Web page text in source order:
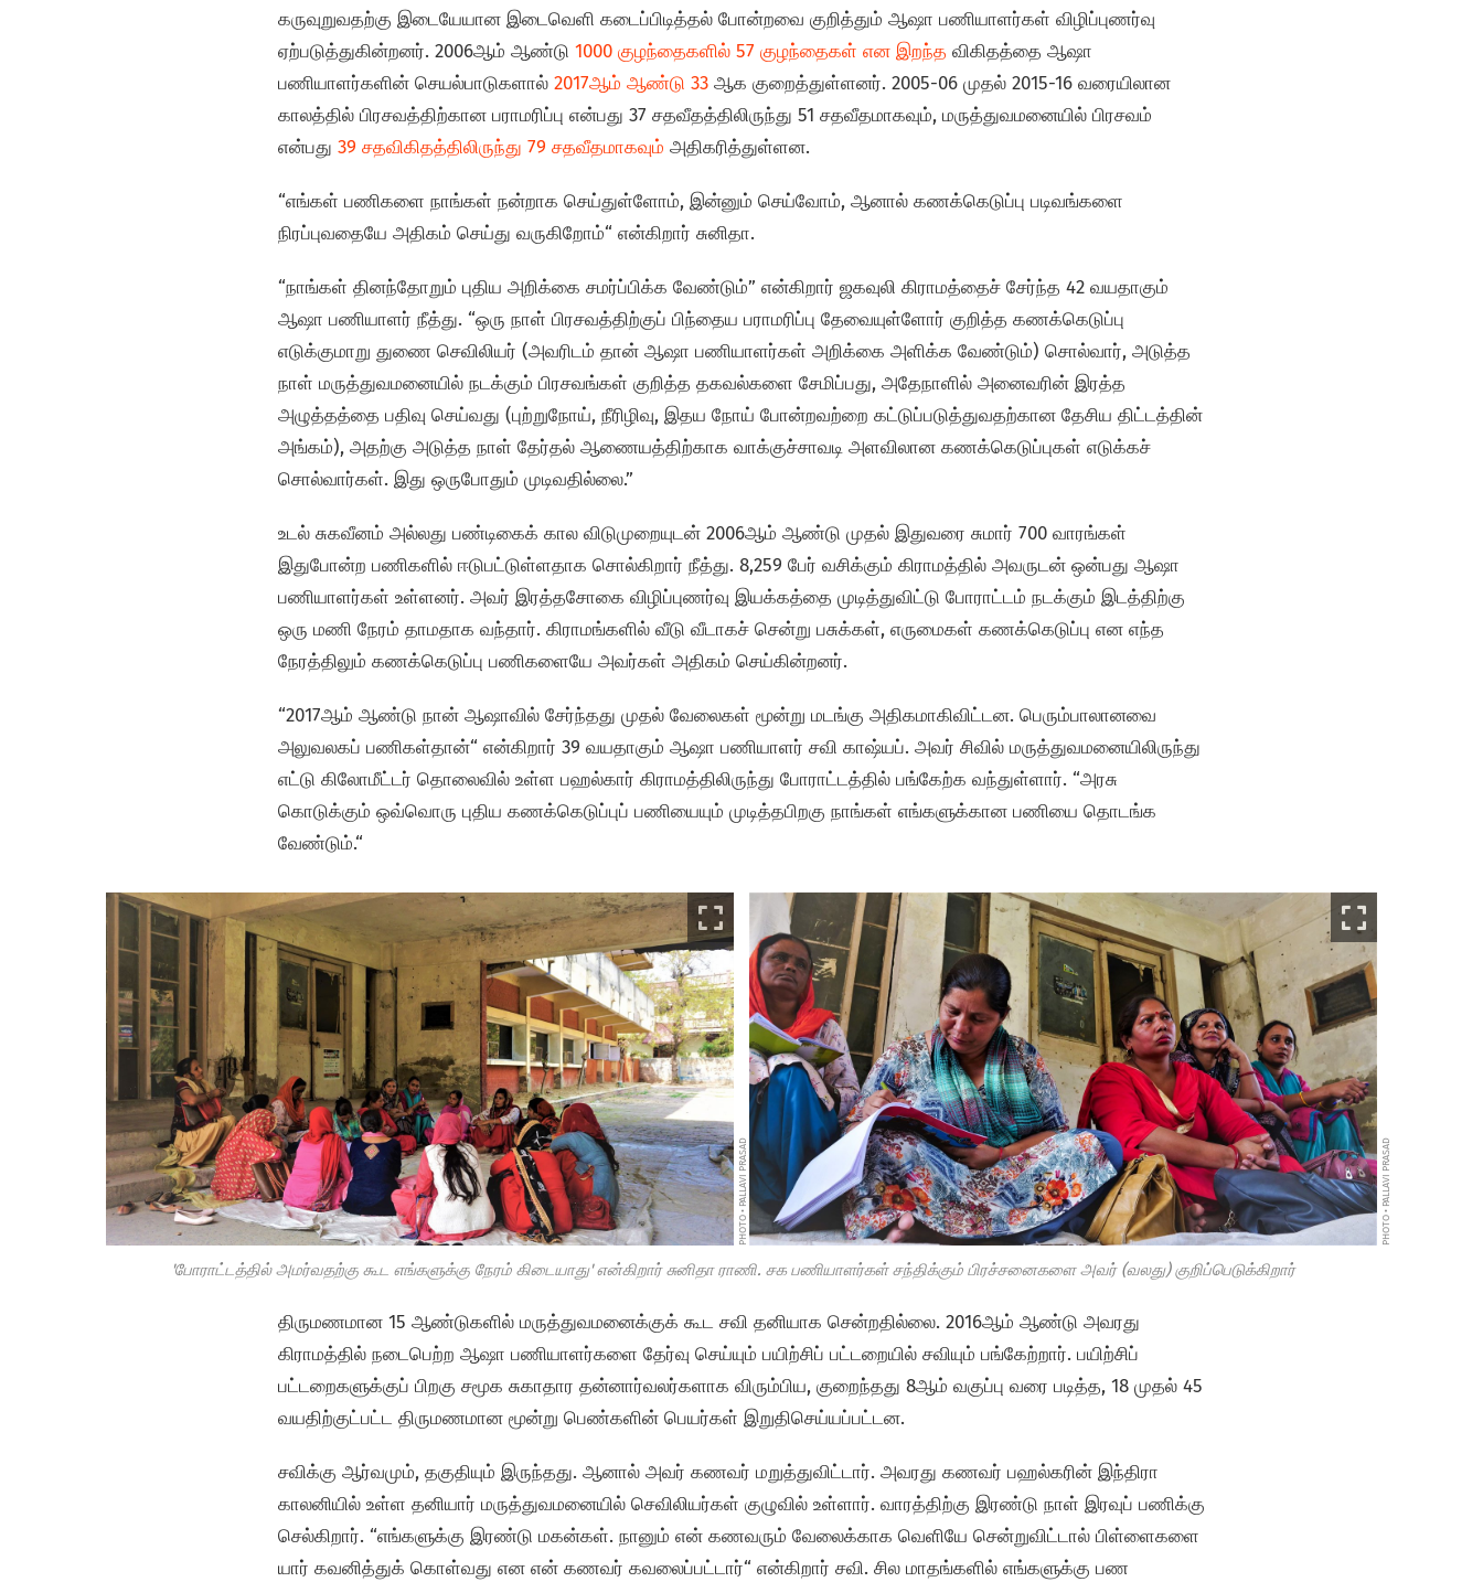
கருவுறுவதற்கு இடையேயான இடைவெளி கடைப்பிடித்தல் போன்றவை குறித்தும் ஆஷா பணியாளர்கள் விழிப்புணர்வு
ஏற்படுத்துகின்றனர். 2006ஆம் ஆண்டு 1000 குழந்தைகளில் 57 குழந்தைகள் என இறந்த விகிதத்தை ஆஷா
பணியாளர்களின் செயல்பாடுகளால் 2017ஆம் ஆண்டு 33 ஆக குறைத்துள்ளனர். 2005-06 முதல் 2015-16 வரையிலான
காலத்தில் பிரசவத்திற்கான பராமரிப்பு என்பது 37 சதவீதத்திலிருந்து 51 சதவீதமாகவும், மருத்துவமனையில் பிரசவம்
என்பது 39 சதவிகிதத்திலிருந்து 79 சதவீதமாகவும் அதிகரித்துள்ளன.
“எங்கள் பணிகளை நாங்கள் நன்றாக செய்துள்ளோம், இன்னும் செய்வோம், ஆனால் கணக்கெடுப்பு படிவங்களை
நிரப்புவதையே அதிகம் செய்து வருகிறோம்“ என்கிறார் சுனிதா.
“நாங்கள் தினந்தோறும் புதிய அறிக்கை சமர்ப்பிக்க வேண்டும்” என்கிறார் ஜகவுலி கிராமத்தைச் சேர்ந்த 42 வயதாகும்
ஆஷா பணியாளர் நீத்து. “ஒரு நாள் பிரசவத்திற்குப் பிந்தைய பராமரிப்பு தேவையுள்ளோர் குறித்த கணக்கெடுப்பு
எடுக்குமாறு துணை செவிலியர் (அவரிடம் தான் ஆஷா பணியாளர்கள் அறிக்கை அளிக்க வேண்டும்) சொல்வார், அடுத்த
நாள் மருத்துவமனையில் நடக்கும் பிரசவங்கள் குறித்த தகவல்களை சேமிப்பது, அதேநாளில் அனைவரின் இரத்த
அழுத்தத்தை பதிவு செய்வது (புற்றுநோய், நீரிழிவு, இதய நோய் போன்றவற்றை கட்டுப்படுத்துவதற்கான தேசிய திட்டத்தின்
அங்கம்), அதற்கு அடுத்த நாள் தேர்தல் ஆணையத்திற்காக வாக்குச்சாவடி அளவிலான கணக்கெடுப்புகள் எடுக்கச்
சொல்வார்கள். இது ஒருபோதும் முடிவதில்லை.”
உடல் சுகவீனம் அல்லது பண்டிகைக் கால விடுமுறையுடன் 2006ஆம் ஆண்டு முதல் இதுவரை சுமார் 700 வாரங்கள்
இதுபோன்ற பணிகளில் ஈடுபட்டுள்ளதாக சொல்கிறார் நீத்து. 8,259 பேர் வசிக்கும் கிராமத்தில் அவருடன் ஒன்பது ஆஷா
பணியாளர்கள் உள்ளனர். அவர் இரத்தசோகை விழிப்புணர்வு இயக்கத்தை முடித்துவிட்டு போராட்டம் நடக்கும் இடத்திற்கு
ஒரு மணி நேரம் தாமதாக வந்தார். கிராமங்களில் வீடு வீடாகச் சென்று பசுக்கள், எருமைகள் கணக்கெடுப்பு என எந்த
நேரத்திலும் கணக்கெடுப்பு பணிகளையே அவர்கள் அதிகம் செய்கின்றனர்.
“2017ஆம் ஆண்டு நான் ஆஷாவில் சேர்ந்தது முதல் வேலைகள் மூன்று மடங்கு அதிகமாகிவிட்டன. பெரும்பாலானவை
அலுவலகப் பணிகள்தான்“ என்கிறார் 39 வயதாகும் ஆஷா பணியாளர் சவி காஷ்யப். அவர் சிவில் மருத்துவமனையிலிருந்து
எட்டு கிலோமீட்டர் தொலைவில் உள்ள பஹல்கார் கிராமத்திலிருந்து போராட்டத்தில் பங்கேற்க வந்துள்ளார். “அரசு
கொடுக்கும் ஒவ்வொரு புதிய கணக்கெடுப்புப் பணியையும் முடித்தபிறகு நாங்கள் எங்களுக்கான பணியை தொடங்க
வேண்டும்.“
PHOTO • PALLAVI PRASAD PHOTO • PALLAVI PRASAD
'போராட்டத்தில் அமர்வதற்கு கூட எங்களுக்கு நேரம் கிடையாது' என்கிறார் சுனிதா ராணி. சக பணியாளர்கள் சந்திக்கும் பிரச்சனைகளை அவர் (வலது) குறிப்பெடுக்கிறார்
திருமணமான 15 ஆண்டுகளில் மருத்துவமனைக்குக் கூட சவி தனியாக சென்றதில்லை. 2016ஆம் ஆண்டு அவரது
கிராமத்தில் நடைபெற்ற ஆஷா பணியாளர்களை தேர்வு செய்யும் பயிற்சிப் பட்டறையில் சவியும் பங்கேற்றார். பயிற்சிப்
பட்டறைகளுக்குப் பிறகு சமூக சுகாதார தன்னார்வலர்களாக விரும்பிய, குறைந்தது 8ஆம் வகுப்பு வரை படித்த, 18 முதல் 45
வயதிற்குட்பட்ட திருமணமான மூன்று பெண்களின் பெயர்கள் இறுதிசெய்யப்பட்டன.
சவிக்கு ஆர்வமும், தகுதியும் இருந்தது. ஆனால் அவர் கணவர் மறுத்துவிட்டார். அவரது கணவர் பஹல்கரின் இந்திரா
காலனியில் உள்ள தனியார் மருத்துவமனையில் செவிலியர்கள் குழுவில் உள்ளார். வாரத்திற்கு இரண்டு நாள் இரவுப் பணிக்கு
செல்கிறார். “எங்களுக்கு இரண்டு மகன்கள். நானும் என் கணவரும் வேலைக்காக வெளியே சென்றுவிட்டால் பிள்ளைகளை
யார் கவனித்துக் கொள்வது என என் கணவர் கவலைப்பட்டார்“ என்கிறார் சவி. சில மாதங்களில் எங்களுக்கு பண